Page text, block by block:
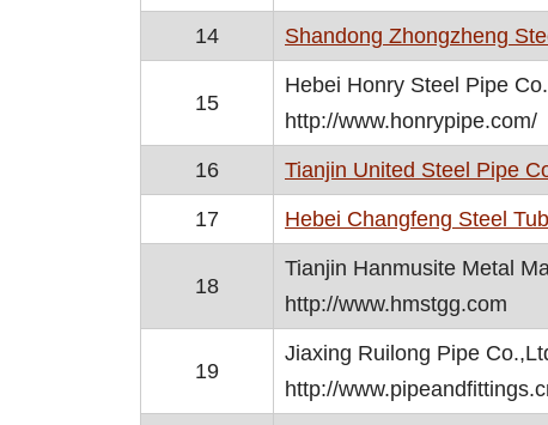
14 Shandong Zhongzheng
15
Hebei Honry Steel Pipe
http://www.honrypipe.com/
16 Tianjin United Steel Pipe
17 Hebei Changfeng Steel
18
Tianjin Hanmusite Metal
http://www.hmstgg.com
19
Jiaxing Ruilong Pipe
http://